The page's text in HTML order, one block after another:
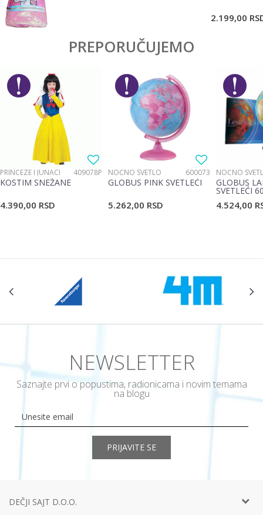
2.199,00
PREPORUČUJEMO
PRINCEZE I JUNACI 409078P
KOSTIM SNEŽANE
4.390,00 RSD
NOĆNO SVETLO 600073
GLOBUS PINK SVETLEĆI
5.262,00 RSD
NOĆNO
GLOBUS
SVETLEĆI
4.524,00
NEWSLETTER
Saznajte prvi o popustima, radionicama i novim temama
na blogu
PRIJAVITE SE
DEČJI SAJT D.O.O.